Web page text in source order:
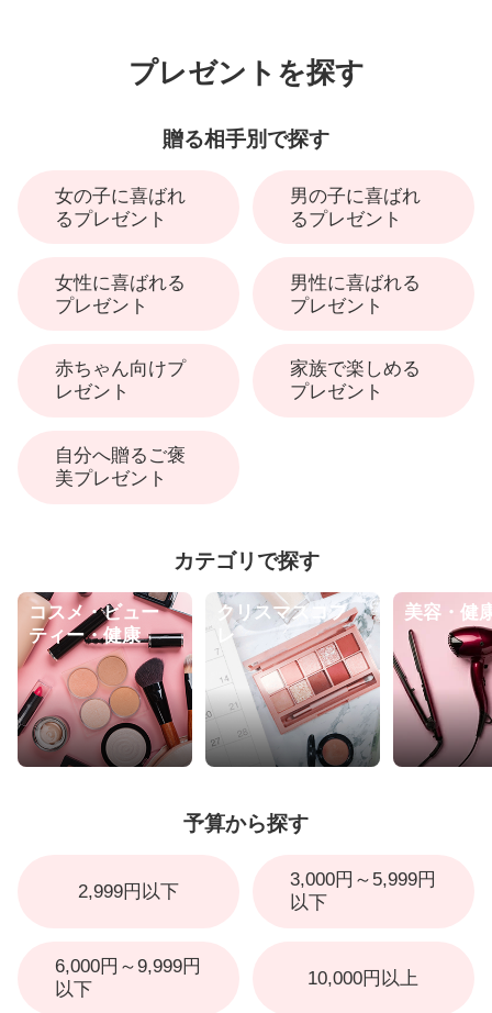
プレゼントを探す
贈る相手別で探す
女の子に喜ばれ
るプレゼント
男の子に喜ばれ
るプレゼント
女性に喜ばれる
プレゼント
男性に喜ばれる
プレゼント
赤ちゃん向けプ
レゼント
家族で楽しめる
プレゼント
自分へ贈るご褒
美プレゼント
カテゴリで探す
コスメ・ビュー
ティー・健康
クリスマスコフ
レ
美容・健
予算から探す
2,999円以下
3,000円～5,999円
以下
6,000円～9,999円
以下
10,000円以上